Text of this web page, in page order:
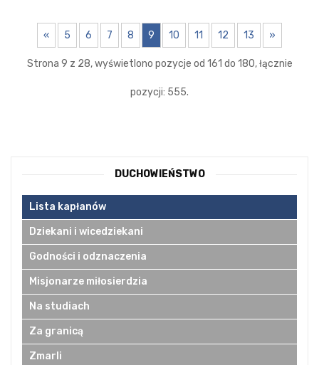
« 5 6 7 8 9 10 11 12 13 »
Strona 9 z 28, wyświetlono pozycje od 161 do 180, łącznie
pozycji: 555.
DUCHOWIEŃSTWO
Lista kapłanów
Dziekani i wicedziekani
Godności i odznaczenia
Misjonarze miłosierdzia
Na studiach
Za granicą
Zmarli